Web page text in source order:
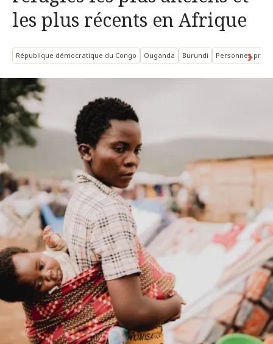
les plus récents en Afrique
République démocratique du Congo Ouganda Burundi Personnes